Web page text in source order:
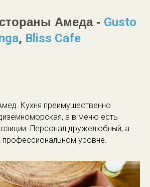
Амеда - Gusto
, Bliss Cafe
Кухня преимущественно
а в меню есть
Персонал дружелюбный, а
уровне.